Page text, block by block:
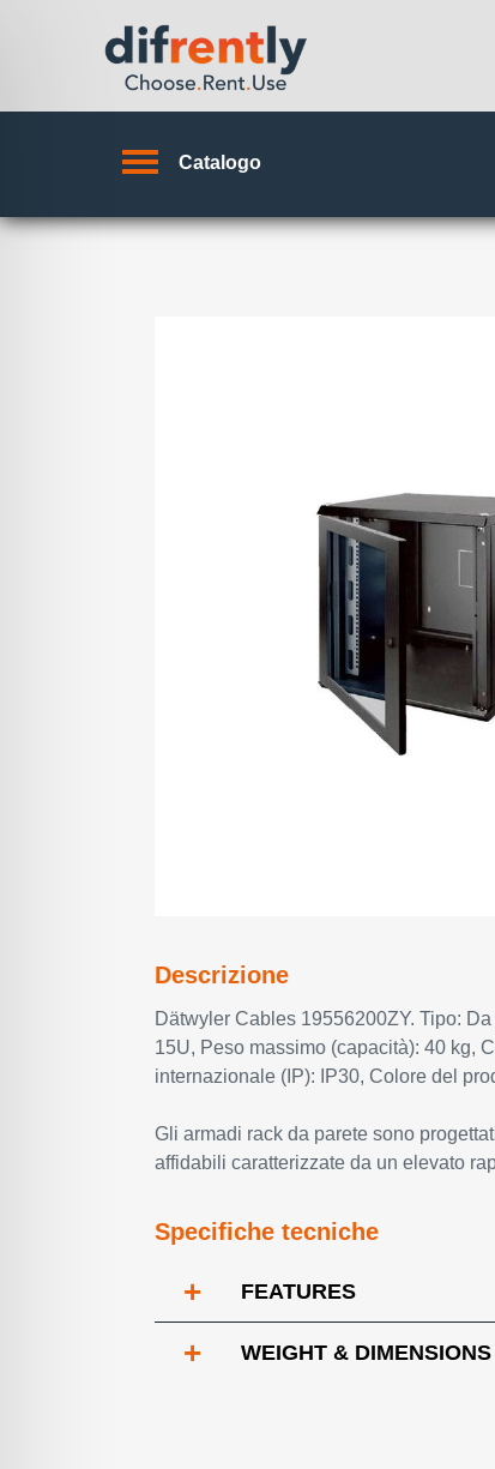
Catalogo
Descrizione
Dätwyler Cables 19556200ZY. Tipo:
15U, Peso massimo (capacità): 40 kg,
internazionale (IP): IP30, Colore del
Gli armadi rack da parete sono
affidabili caratterizzate da un elevato
Specifiche tecniche
+ FEATURES
+ WEIGHT & DIMENSIONS